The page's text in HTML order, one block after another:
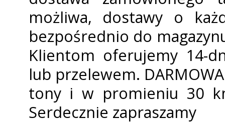
możliwa, dostawy o
bezpośrednio do
Klientom oferujemy 14-
lub przelewem.
tony i w promieniu 30
Serdecznie zapraszamy